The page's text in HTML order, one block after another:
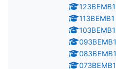
12ЗВЕМВ1
11ЗВЕМВ1
10ЗВЕМВ1
09ЗВЕМВ1
08ЗВЕМВ1
07ЗВЕМВ1